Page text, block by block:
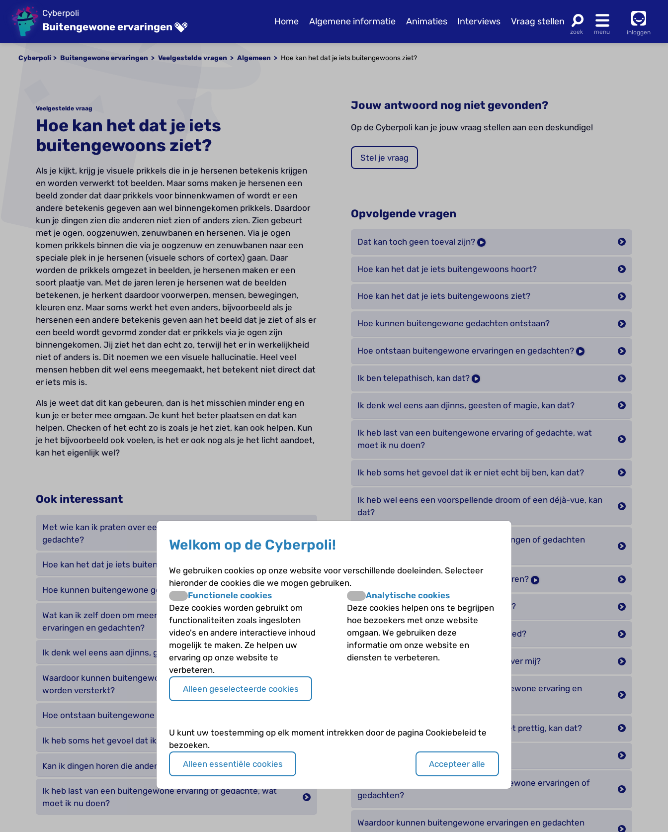
Cyberpoli
Buitengewone ervaringen Home Algemene informatie Animaties Interviews Vraag stellen
inloggen
Cyberpoli Buitengewone ervaringen Veelgestelde vragen Algemeen Hoe kan het dat je iets buitengewoons ziet?
Veelgestelde vraag
Hoe kan het dat je iets
buitengewoons ziet?
Als je kijkt, krijg je visuele prikkels die in je hersenen betekenis krijgen
en worden verwerkt tot beelden. Maar soms maken je hersenen een
beeld zonder dat daar prikkels voor binnenkwamen of wordt er een
andere betekenis gegeven aan wel binnengekomen prikkels. Daardoor
kun je dingen zien die anderen niet zien of anders zien. Zien gebeurt
met je ogen, oogzenuwen, zenuwbanen en hersenen. Via je ogen
komen prikkels binnen die via je oogzenuw en zenuwbanen naar een
speciale plek in je hersenen (visuele schors of cortex) gaan. Daar
worden de prikkels omgezet in beelden, je hersenen maken er een
soort plaatje van. Met de jaren leren je hersenen wat de beelden
betekenen, je herkent daardoor voorwerpen, mensen, bewegingen,
kleuren enz. Maar soms werkt het even anders, bijvoorbeeld als je
hersenen een andere betekenis geven aan het beeld dat je ziet of als er
een beeld wordt gevormd zonder dat er prikkels via je ogen zijn
binnengekomen. Jij ziet het dan echt zo, terwijl het er in werkelijkheid
niet of anders is. Dit noemen we een visuele hallucinatie. Heel veel
mensen hebben dit wel eens meegemaakt, het betekent niet direct dat
er iets mis is.
Als je weet dat dit kan gebeuren, dan is het misschien minder eng en
kun je er beter mee omgaan. Je kunt het beter plaatsen en dat kan
helpen. Checken of het echt zo is zoals je het ziet, kan ook helpen. Kun
je het bijvoorbeeld ook voelen, is het er ook nog als je het licht aandoet,
kan het eigenlijk wel?
Ook interessant
Met wie kan ik praten over een buitengewone ervaring en
gedachte?
Hoe kan het dat je iets buitengewoons hoort?
Hoe kunnen buitengewone gedachten ontstaan?
Wat kan ik zelf doen om meer grip te krijgen op buitengewone
ervaringen en gedachten?
Ik denk wel eens aan djinns, geesten of magie, kan dat?
Waardoor kunnen buitengewone ervaringen en gedachten
worden versterkt?
Hoe ontstaan buitengewone ervaringen en gedachten?
Ik heb soms het gevoel dat ik er niet echt bij ben, kan dat?
Kan ik dingen horen die anderen niet horen?
Ik heb last van een buitengewone ervaring of gedachte, wat
moet ik nu doen?
Jouw antwoord nog niet gevonden?
Op de Cyberpoli kan je jouw vraag stellen aan een deskundige!
Stel je vraag
Opvolgende vragen
Dat kan toch geen toeval zijn?
Hoe kan het dat je iets buitengewoons hoort?
Hoe kan het dat je iets buitengewoons ziet?
Hoe kunnen buitengewone gedachten ontstaan?
Hoe ontstaan buitengewone ervaringen en gedachten?
Ik ben telepathisch, kan dat?
Ik denk wel eens aan djinns, geesten of magie, kan dat?
Ik heb last van een buitengewone ervaring of gedachte, wat
moet ik nu doen?
Ik heb soms het gevoel dat ik er niet echt bij ben, kan dat?
Ik heb wel eens een voorspellende droom of een déjà-vue, kan
dat?
Is het hebben van buitengewone ervaringen of gedachten
Kan ik dingen horen die anderen niet horen?
Kan ik dingen zien die anderen niet zien?
Kunnen mijn gedachten worden beïnvloed?
Let iedereen op me of praat iedereen over mij?
Met wie kan ik praten over een buitengewone ervaring en
Mijn gedachten zijn soms vreemd of niet prettig, kan dat?
Trek ik soms (te) snel conclusies?
Waar kun je last van hebben bij buitengewone ervaringen of
gedachten?
Waardoor kunnen buitengewone ervaringen en gedachten
Welkom op de Cyberpoli!
We gebruiken cookies op onze website voor verschillende doeleinden. Selecteer
hieronder de cookies die we mogen gebruiken.
Functionele cookies
Deze cookies worden gebruikt om
functionaliteiten zoals ingesloten
video's en andere interactieve inhoud
mogelijk te maken. Ze helpen uw
ervaring op onze website te
verbeteren.
Analytische cookies
Deze cookies helpen ons te begrijpen
hoe bezoekers met onze website
omgaan. We gebruiken deze
informatie om onze website en
diensten te verbeteren.
Alleen geselecteerde cookies
U kunt uw toestemming op elk moment intrekken door de pagina Cookiebeleid te
bezoeken.
Alleen essentiële cookies
Accepteer alle